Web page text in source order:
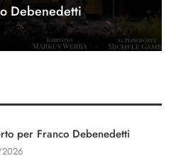
Debenedetti
per Franco Debenedetti